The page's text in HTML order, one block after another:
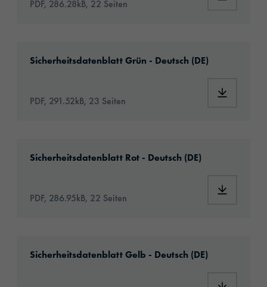
PDF, 286.28kB, 22 Seiten
Sicherheitsdatenblatt Grün - Deutsch (DE)
PDF, 291.52kB, 23 Seiten
Sicherheitsdatenblatt Rot - Deutsch (DE)
PDF, 286.95kB, 22 Seiten
Sicherheitsdatenblatt Gelb - Deutsch (DE)